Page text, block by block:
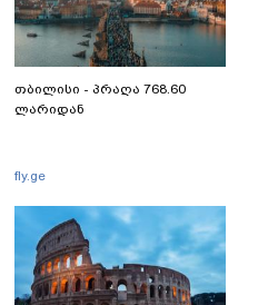
თბილისი - პრაღა 768.60
ლარიდან
fly.ge